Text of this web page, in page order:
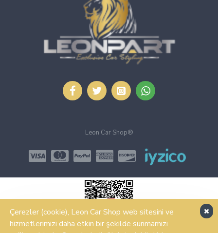
Leon Car Shop®
Çerezler (cookie), Leon Car Shop web sitesini ve
hizmetlerimizi daha etkin bir şekilde sunmamızı